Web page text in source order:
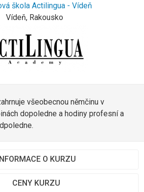
škola Actilingua - Vídeň
Vídeň, Rakousko
všeobecnou němčinu v
dopoledne a hodiny profesní a
INFORMACE O KURZU
CENY KURZU